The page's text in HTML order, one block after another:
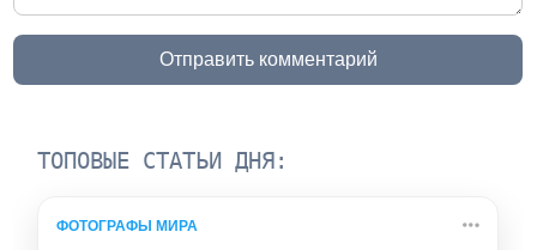
Отправить комментарий
ТОПОВЫЕ СТАТЬИ ДНЯ:
ФОТОГРАФЫ МИРА